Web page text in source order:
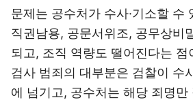
문제는 공수처가 수사·기소할 수
직권남용, 공문서위조, 공무상비
되고, 조직 역량도 떨어진다는 점
검사 범죄의 대부분은 검찰이 수
에 넘기고, 공수처는 해당 죄명만